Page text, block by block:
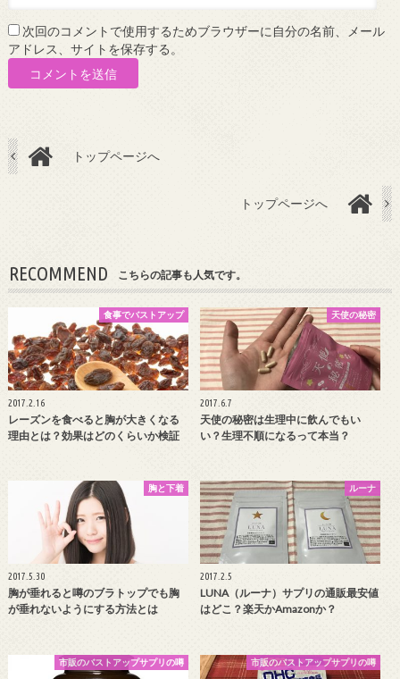
次回のコメントで使用するためブラウザーに自分の名前、メール
アドレス、サイトを保存する。
トップページへ
トップページへ
RECOMMEND こちらの記事も人気です。
食事でバストアップ
2017.2.16
レーズンを食べると胸が大きくなる
理由とは？効果はどのくらいか検証
天使の秘密
2017.6.7
天使の秘密は生理中に飲んでもい
い？生理不順になるって本当？
胸と下着
2017.5.30
胸が垂れると噂のブラトップでも胸
が垂れないようにする方法とは
ルーナ
2017.2.5
LUNA（ルーナ）サプリの通販最安値
はどこ？楽天かAmazonか？
市販のバストアップサプリの噂 市販のバストアップサプリの噂